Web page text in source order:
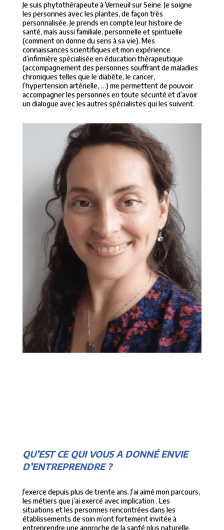
Je suis phytothérapeute à Verneuil sur Seine. Je soigne
les personnes avec les plantes, de façon très
personnalisée. Je prends en compte leur histoire de
santé, mais aussi familiale, personnelle et spirituelle
(comment on donne du sens à sa vie). Mes
connaissances scientifiques et mon expérience
d’infirmière spécialisée en éducation thérapeutique
(accompagnement des personnes souffrant de maladies
chroniques telles que le diabète, le cancer,
l’hypertension artérielle, …) me permettent de pouvoir
accompagner les personnes en toute sécurité et d’avoir
un dialogue avec les autres spécialistes qui les suivent.
QU’EST CE QUI VOUS A DONNÉ ENVIE
D’ENTREPRENDRE ?
J’exerce depuis plus de trente ans. J’ai aimé mon parcours,
les métiers que j’ai exercé avec implication . Les
situations et les personnes rencontrées dans les
établissements de soin m’ont fortement invitée à
entreprendre une approche de la santé plus naturelle,